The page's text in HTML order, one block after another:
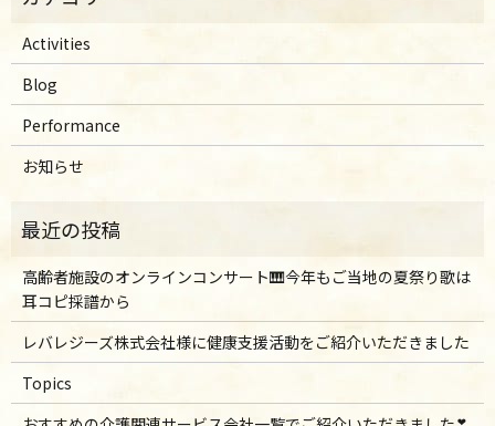
Activities
Blog
Performance
お知らせ
高齢者施設のオンラインコンサート🎹今年もご当地の夏祭り歌は
耳コピ採譜から
レバレジーズ株式会社様に健康支援活動をご紹介いただきました
Topics